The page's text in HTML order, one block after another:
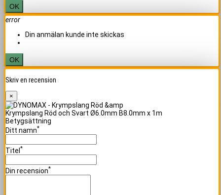
OK
error
Din anmälan kunde inte skickas
OK
Skriv en recension
×
Krympslang Röd och Svart Ø6.0mm B8.0mm x 1m
Betygsättning
Ditt namn*
Titel *
Din recension*